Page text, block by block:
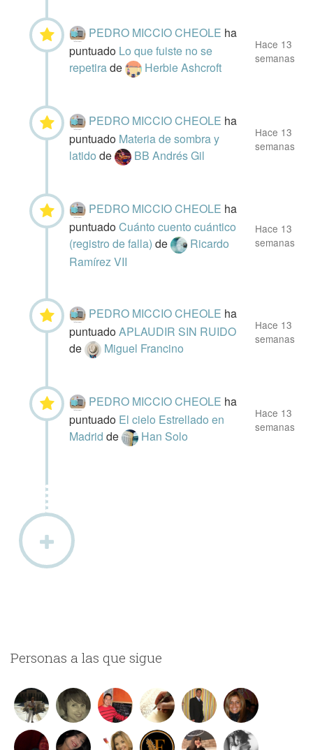
PEDRO MICCIO CHEOLE ha
puntuado Lo que fuiste no se
repetirade Herbie Ashcroft
Hace 13
semanas
PEDRO MICCIO CHEOLE ha
puntuado Materia de sombra y
latidode BB Andrés Gil
Hace 13
semanas
PEDRO MICCIO CHEOLE ha
puntuadoCuánto cuento cuántico
(registro de falla)de
Ricardo
Ramírez VII
Hace 13
semanas
PEDRO MICCIO CHEOLE ha
puntuadoAPLAUDIR SIN RUIDO
de
Miguel Francino
Hace 13
semanas
PEDRO MICCIO CHEOLE ha
puntuado El cielo Estrellado en
Madridde Han Solo
Hace 13
semanas
Personas a las que sigue